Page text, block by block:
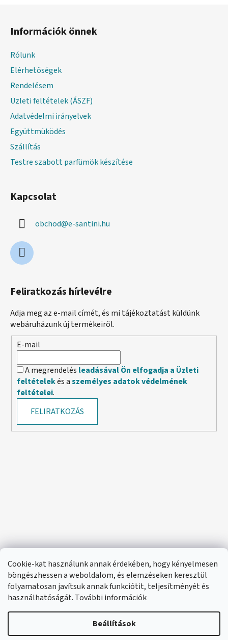
Cookie-kat használunk annak érdekében, hogy kényelmesen
böngészhessen a weboldalom, és elemzéseken keresztül
folyamatosan javítsuk annak funkciótit, teljesítményét és
használhatóságát. További információk
Beállítások
Információk önnek
Rólunk
Elérhetőségek
Rendelésem
Üzleti feltételek (ÁSZF)
Adatvédelmi irányelvek
Együttmüködés
Szállítás
Testre szabott parfümök készítése
Kapcsolat
obchod@e-santini.hu
Feliratkozás hírlevélre
Adja meg az e-mail címét, és mi tájékoztatást küldünk
webáruházunk új termékeiről.
E-mail
A megrendelés leadásával Ön elfogadja a Üzleti
feltételekés aszemélyes adatok védelmének
feltételei.
FELIRATKOZÁS